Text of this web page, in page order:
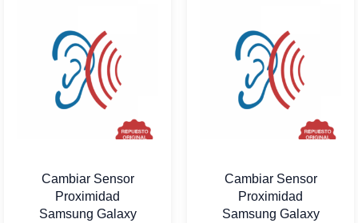
Cambiar Sensor
Proximidad
Samsung Galaxy
Cambiar Sensor
Proximidad
Samsung Galaxy